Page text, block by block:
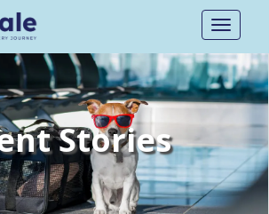
Toggle
Stories